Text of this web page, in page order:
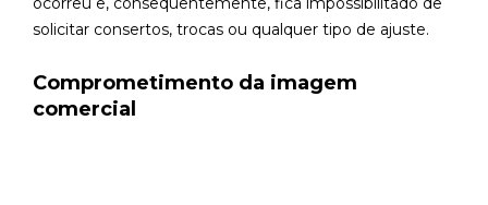
solicitar consertos, trocas ou qualquer tipo de ajuste.
Comprometimento da imagem
comercial